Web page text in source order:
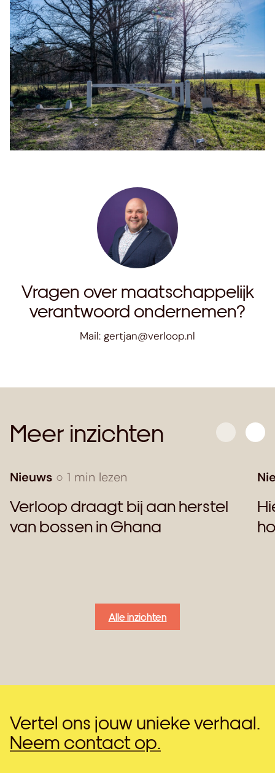
Vragen over maatschappelijk
verantwoord ondernemen?
Mail: gertjan@verloop.nl
Meer inzichten
Nieuws ○ 1 min lezen
Verloop draagt bij aan herstel
van bossen in Ghana
Alle inzichten
Vertel ons jouw unieke verhaal.
Neem contact op.